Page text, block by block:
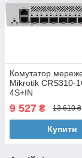
Комутатор
Mikrotik CRS310-
4S+IN
9 527 ₴ 13 610 ₴
Купити